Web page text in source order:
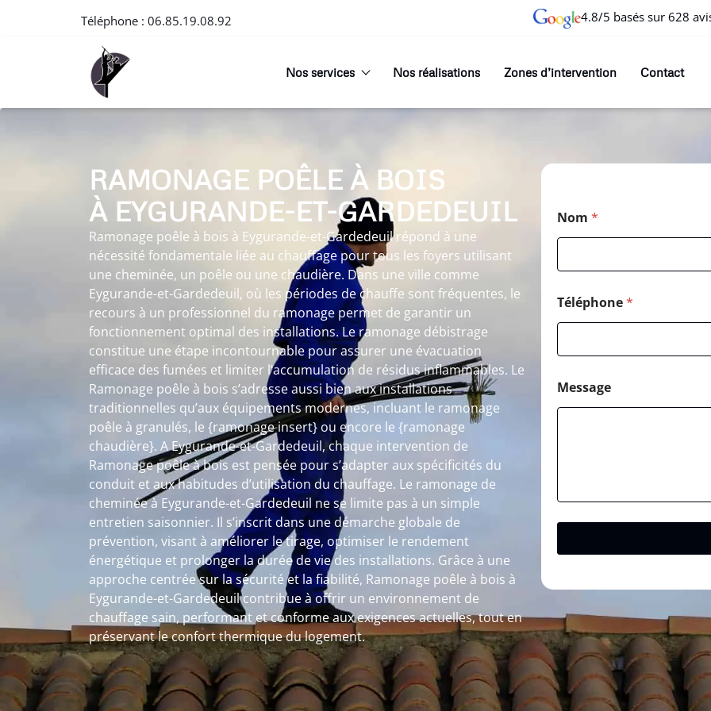
Téléphone : 06.85.19.08.92 4.8/5 basés sur 628
Nos services Nos réalisations Zones d’intervention Contact
RAMONAGE POÊLE À BOIS
À EYGURANDE-ET-GARDEDEUIL
Ramonage poêle à bois à Eygurande-et-Gardedeuil répond à une
nécessité fondamentale liée au chauffage pour tous les foyers utilisant
une cheminée, un poêle ou une chaudière. Dans une ville comme
Eygurande-et-Gardedeuil, où les périodes de chauffe sont fréquentes, le
recours à un professionnel du ramonage permet de garantir un
fonctionnement optimal des installations. Le ramonage débistrage
constitue une étape incontournable pour assurer une évacuation
efficace des fumées et limiter l’accumulation de résidus inflammables. Le
Ramonage poêle à bois s’adresse aussi bien aux installations
traditionnelles qu’aux équipements modernes, incluant le ramonage
poêle à granulés, le {ramonage insert} ou encore le {ramonage
chaudière}. A Eygurande-et-Gardedeuil, chaque intervention de
Ramonage poêle à bois est pensée pour s’adapter aux spécificités du
conduit et aux habitudes d’utilisation du chauffage. Le ramonage de
cheminée à Eygurande-et-Gardedeuil ne se limite pas à un simple
entretien saisonnier. Il s’inscrit dans une démarche globale de
prévention, visant à améliorer le tirage, optimiser le rendement
énergétique et prolonger la durée de vie des installations. Grâce à une
approche centrée sur la sécurité et la fiabilité, Ramonage poêle à bois à
Eygurande-et-Gardedeuil contribue à offrir un environnement de
chauffage sain, performant et conforme aux exigences actuelles, tout en
préservant le confort thermique du logement.
Nom *
Téléphone*
Message